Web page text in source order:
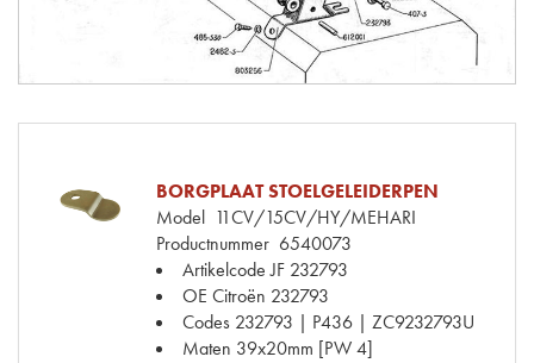
BORGPLAAT STOELGELEIDERPEN
Model 11CV/15CV/HY/MEHARI
Productnummer 6540073
Artikelcode JF 232793
OE Citroën 232793
Codes 232793 | P436 | ZC9232793U
Maten 39x20mm [PW 4]